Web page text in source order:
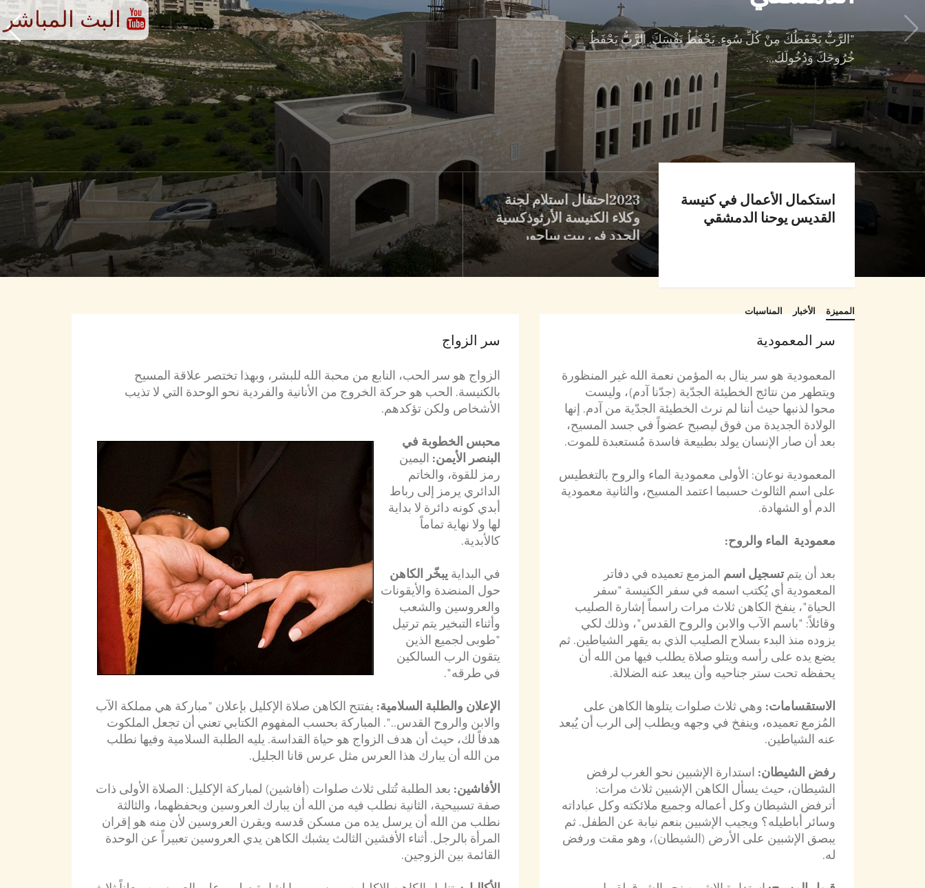
"الرَّبُّ يَحْفَظُكَ مِنْ كُلِّ سُوءٍ. يَحْفَظُ نَفْسَكَ. الرَّبُّ يَحْفَظُ
خُرُوجَكَ وَدُخُولَكَ...
استكمال الأعمال في كنيسة
القديس يوحنا الدمشقي
2023احتفال استلام لجنة
وكلاء الكنيسة الأرثوذكسية
الجدد في بيت ساحور
سر المعمودية
المعمودية هو سر ينال به المؤمن نعمة الله غير المنظورة
ويتطهر من نتائج الخطيئة الجدّية (جدّنا آدم)، وليست
محوا لذنبها حيث أننا لم نرث الخطيئة الجدّية من آدم. إنها
الولادة الجديدة من فوق ليصبح عضواً في جسد المسيح،
بعد أن صار الإنسان يولد بطبيعة فاسدة مُستعبدة للموت.
المعمودية نوعان: الأولى معمودية الماء والروح بالتغطيس
على اسم الثالوث حسبما اعتمد المسيح، والثانية معمودية
الدم أو الشهادة.
معمودية الماء والروح:
بعد أن يتمتسجيل اسم المزمع تعميده في دفاتر
المعمودية أي يُكتب اسمه في سفر الكنيسة "سفر
الحياة"، ينفخ الكاهن ثلاث مرات راسماً إشارة الصليب
وقائلاً: "باسم الآب والابن والروح القدس"، وذلك لكي
يزوده منذ البدء بسلاح الصليب الذي به يقهر الشياطين. ثم
يضع يده على رأسه ويتلو صلاة يطلب فيها من الله أن
يحفظه تحت ستر جناحيه وأن يبعد عنه الضلالة.
الاستقسامات: وهي ثلاث صلوات يتلوها الكاهن على
المُزمع تعميده، وينفخ في وجهه ويطلب إلى الرب أن يُبعد
عنه الشياطين.
رفض الشيطان: استدارة الإشبين نحو الغرب لرفض
الشيطان، حيث يسأل الكاهن الإشبين ثلاث مرات:
أترفض الشيطان وكل أعماله وجميع ملائكته وكل عباداته
وسائر أباطيله؟ ويجيب الإشبين بنعم نيابة عن الطفل. ثم
يبصق الإشبين على الأرض (الشيطان)، وهو مقت ورفض
له.
سر الزواج
الزواج هو سر الحب، النابع من محبة الله للبشر، وبهذا تختصر علاقة المسيح
بالكنيسة. الحب هو حركة الخروج من الأنانية والفردية نحو الوحدة التي لا تذيب
الأشخاص ولكن تؤكدهم.
محبس الخطوبة في
البنصر الأيمن: اليمين
رمز للقوة، والخاتم
الدائري يرمز إلى رباط
أبدي كونه دائرة لا بداية
لها ولا نهاية تماماً
كالأبدية.
في البداية يبخّر الكاهن
حول المنضدة والأيقونات
والعروسين والشعب
وأثناء التبخير يتم ترتيل
"طوبى لجميع الذين
يتقون الرب السالكين
في طرقه".
الإعلان والطلبة السلامية: يفتتح الكاهن صلاة الإكليل بإعلان "مباركة هي مملكة الآب
والابن والروح القدس..". المباركة بحسب المفهوم الكتابي تعني أن تجعل الملكوت
هدفاً لك، حيث أن هدف الزواج هو حياة القداسة. يليه الطلبة السلامية وفيها نطلب
من الله أن يبارك هذا العرس مثل عرس قانا الجليل.
الأفاشين: بعد الطلبة تُتلى ثلاث صلوات (أفاشين) لمباركة الإكليل: الصلاة الأولى ذات
صفة تسبيحية، الثانية نطلب فيه من الله أن يبارك العروسين ويحفظهما، والثالثة
نطلب من الله أن يرسل يده من مسكن قدسه ويقرن العروسين لأن منه هو إقران
المرأة بالرجل. أثناء الأفشين الثالث يشبك الكاهن يدي العروسين تعبيراً عن الوحدة
القائمة بين الزوجين.
المميزة الأخبار المناسبات
البث المباشر